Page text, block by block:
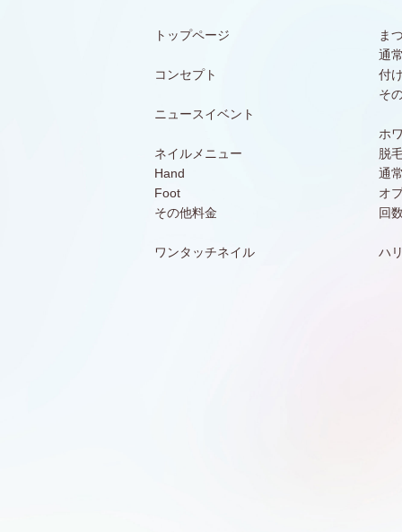
トップページ
コンセプト
ニュースイベント
ネイルメニュー
Hand
Foot
その他料金
ワンタッチネイル
ま
通
付
そ
ホ
脱
通
オ
回
ハ